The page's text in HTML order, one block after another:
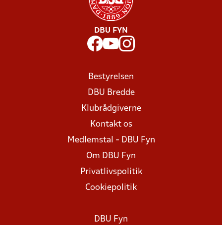
DBU FYN
Bestyrelsen
DBU Bredde
Klubrådgiverne
Kontakt os
Medlemstal - DBU Fyn
Om DBU Fyn
Privatlivspolitik
Cookiepolitik
DBU Fyn